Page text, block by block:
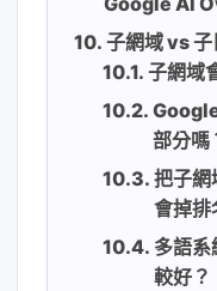
子網域 vs 子
子網域
部分嗎
把子網
會掉排
多語
較好？